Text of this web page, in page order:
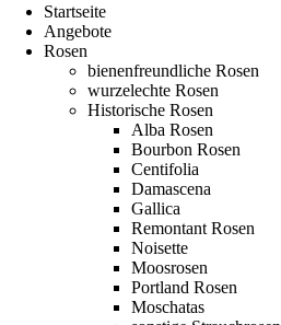
Startseite
Angebote
Rosen
bienenfreundliche Rosen
wurzelechte Rosen
Historische Rosen
Alba Rosen
Bourbon Rosen
Centifolia
Damascena
Gallica
Remontant Rosen
Noisette
Moosrosen
Portland Rosen
Moschatas